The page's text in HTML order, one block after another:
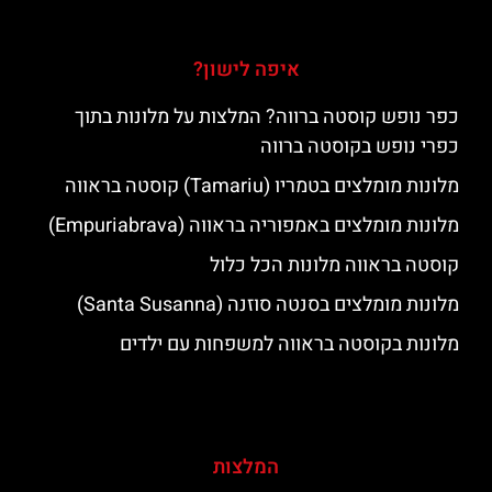
איפה לישון?
כפר נופש קוסטה ברווה? המלצות על מלונות בתוך
כפרי נופש בקוסטה ברווה
מלונות מומלצים בטמריו (Tamariu) קוסטה בראווה
מלונות מומלצים באמפוריה בראווה (Empuriabrava)
קוסטה בראווה מלונות הכל כלול
מלונות מומלצים בסנטה סוזנה (Santa Susanna)
מלונות בקוסטה בראווה למשפחות עם ילדים
המלצות